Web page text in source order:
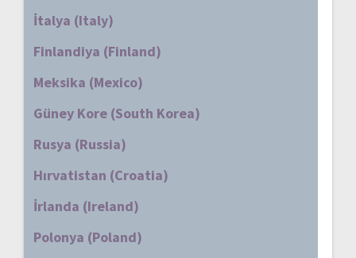
İtalya (Italy)
Finlandiya (Finland)
Meksika (Mexico)
Güney Kore (South Korea)
Rusya (Russia)
Hırvatistan (Croatia)
İrlanda (Ireland)
Polonya (Poland)